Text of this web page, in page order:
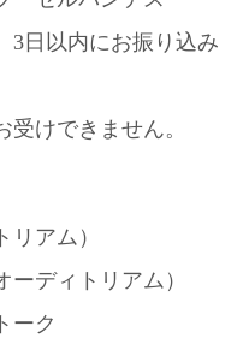
日以内にお振り込み
けできません。
リアム）
ーディトリアム）
ーク